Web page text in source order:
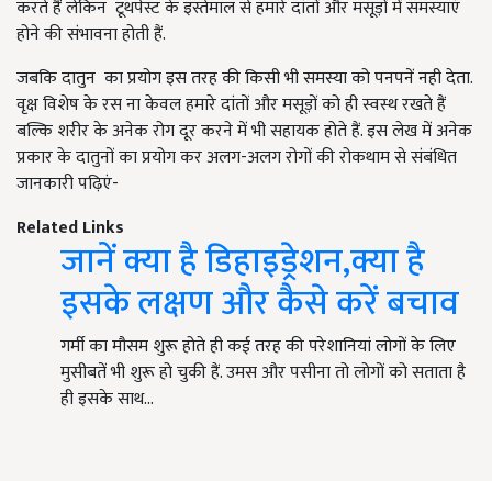
करते हैं लेकिन टूथपेस्ट के इस्तेमाल से हमारे दांतों और मसूड़ों में समस्याएं
होने की संभावना होती हैं.
जबकि दातुन का प्रयोग इस तरह की किसी भी समस्या को पनपनें नही देता.
वृक्ष विशेष के रस ना केवल हमारे दांतों और मसूड़ों को ही स्वस्थ रखते हैं
बल्कि शरीर के अनेक रोग दूर करने में भी सहायक होते हैं. इस लेख में अनेक
प्रकार के दातुनों का प्रयोग कर अलग-अलग रोगों की रोकथाम से संबंधित
जानकारी पढ़िएं-
Related Links
जानें क्या है डिहाइड्रेशन,क्या है
इसके लक्षण और कैसे करें बचाव
गर्मी का मौसम शुरू होते ही कई तरह की परेशानियां लोगों के लिए
मुसीबतें भी शुरू हो चुकी हैं. उमस और पसीना तो लोगों को सताता है
ही इसके साथ…